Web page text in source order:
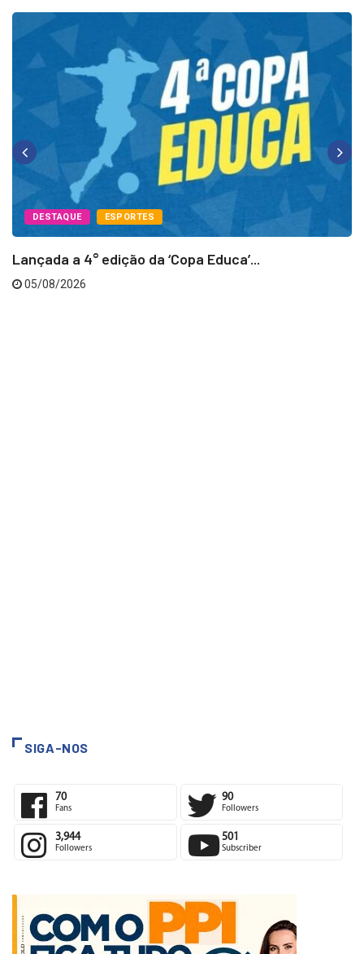
DESTAQUE ESPORTES
Lançada a 4° edição da ‘Copa Educa’...
05/08/2026
SIGA-NOS
70 90
3,944 501